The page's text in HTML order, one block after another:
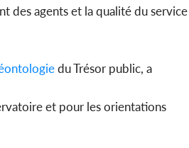
des agents et la qualité du service
du Trésor public, a
et pour les orientations